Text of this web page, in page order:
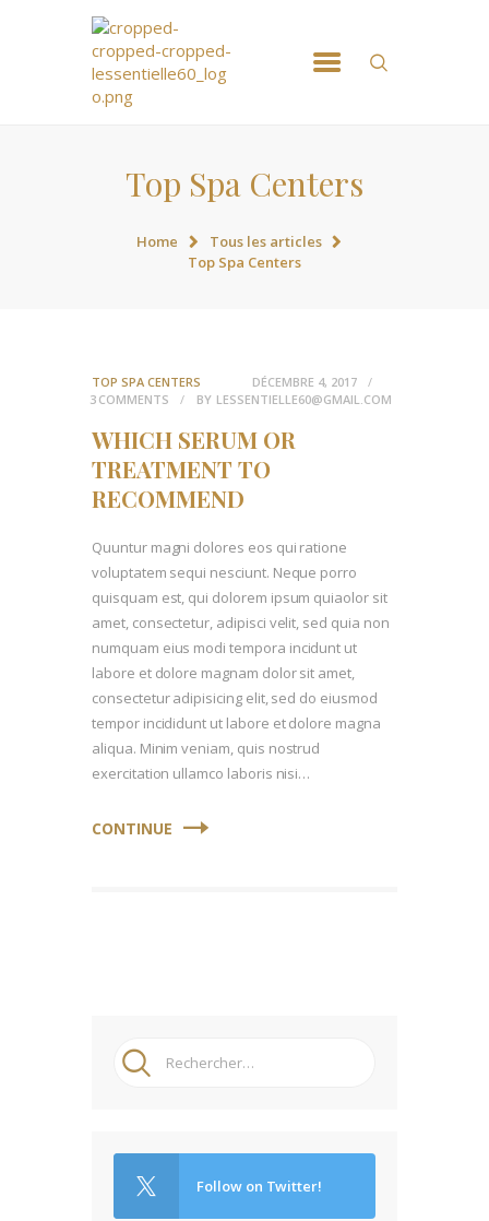
Top Spa Centers
Home
Tous les articles
Top Spa Centers
ACCUEIL
NOS MASSSAGES
TOP SPA CENTERS
DÉCEMBRE 4, 2017
3 COMMENTS BY LESSENTIELLE60@GMAIL.COM
WHICH SERUM OR
TREATMENT TO
RECOMMEND
Quuntur magni dolores eos qui ratione
voluptatem sequi nesciunt. Neque porro
quisquam est, qui dolorem ipsum quiaolor sit
amet, consectetur, adipisci velit, sed quia non
numquam eius modi tempora incidunt ut
labore et dolore magnam dolor sit amet,
consectetur adipisicing elit, sed do eiusmod
tempor incididunt ut labore et dolore magna
aliqua. Minim veniam, quis nostrud
exercitation ullamco laboris nisi…
CONTINUE
Rechercher :
Follow on Twitter!